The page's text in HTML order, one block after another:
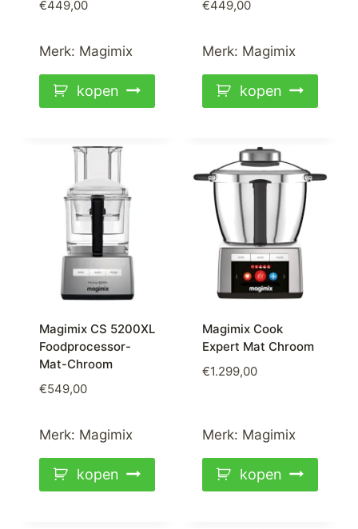
€449,00
Merk: Magimix
kopen
€449,00
Merk: Magimix
kopen
Magimix CS 5200XL
Foodprocessor-
Mat-Chroom
€549,00
Merk: Magimix
kopen
Magimix Cook
Expert Mat Chroom
€1.299,00
Merk: Magimix
kopen